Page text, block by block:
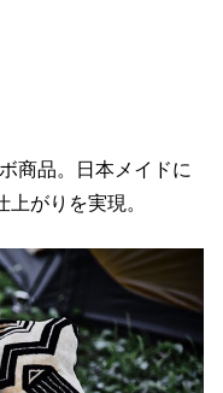
商品。日本メイドに
がりを実現。